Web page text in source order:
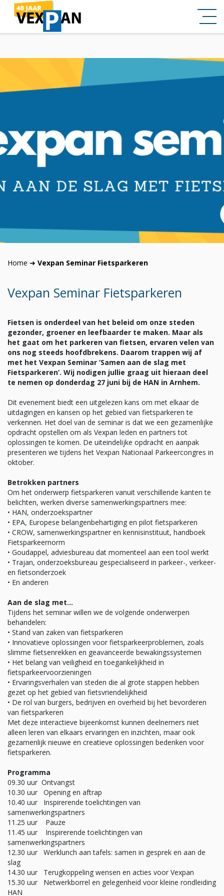
Home ➜ Vexpan Seminar Fietsparkeren
Vexpan Seminar Fietsparkeren
Fietsen is onderdeel van het beleid om onze steden
gezonder, groener en leefbaarder te maken. Maar als
het gaat om het parkeren van fietsen, ervaren velen van
ons nog steeds hoofdbrekens. Daarom trappen wij af
met het Vexpan Seminar ‘Samen aan de slag met
Fietsparkeren’. Wij nodigen jullie graag uit hieraan deel
te nemen op donderdag 27 juni bij de HAN in Arnhem.
Dit evenement biedt een uitgelezen kans om met elkaar de
uitdagingen en kansen op het gebied van fietsparkeren te
verkennen. Het doel van de seminar is dat we een gezamenlijke
opdracht opstellen om als Vexpan leden en partners tot
oplossingen te komen. De uiteindelijke opdracht en aanpak
presenteren we tijdens het Vexpan Nationaal Parkeercongres in
oktober.
Betrokken partners
Om het onderwerp fietsparkeren vanuit verschillende kanten te
belichten, werken diverse samenwerkingspartners mee:
• HAN, onderzoekspartner
• EPA, Europese belangenbehartiging en pilot fietsparkeren
• CROW, samenwerkingspartner en kennisinstituut, handboek
Fietsparkeernorm
• Goudappel, adviesbureau dat momenteel aan een tool werkt
• Trajan, onderzoeksbureau gespecialiseerd in parkeer-, verkeer-
en fietsonderzoek
• En anderen
Aan de slag met…
Tijdens het seminar willen we de volgende onderwerpen
behandelen:
• Stand van zaken van fietsparkeren
• Innovatieve oplossingen voor fietsparkeerproblemen, zoals
slimme fietsenrekken en geavanceerde bewakingssystemen
• Het belang van veiligheid en toegankelijkheid in
fietsparkeervoorzieningen
• Ervaringsverhalen van steden die al grote stappen hebben
gezet op het gebied van fietsvriendelijkheid
• De rol van burgers, bedrijven en overheid bij het bevorderen
van fietsparkeren
Met deze interactieve bijeenkomst kunnen deelnemers niet
alleen leren van elkaars ervaringen en inzichten, maar ook
gezamenlijk nieuwe en creatieve oplossingen bedenken voor
fietsparkeren.
Programma
09.30 uur Ontvangst
10.30 uur Opening en aftrap
10.40 uur Inspirerende toelichtingen van
samenwerkingspartners
11.25 uur Pauze
11.45 uur Inspirerende toelichtingen van
samenwerkingspartners
12.30 uur Werklunch aan tafels: samen in gesprek en aan de
slag
14.30 uur Terugkoppeling wensen en acties voor Vexpan
15.30 uur Netwerkborrel en gelegenheid voor kleine rondleiding
HAN